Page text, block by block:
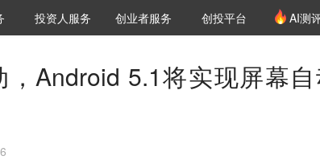
VClub投资机构库
投资机构职位推介
投资人服务 创投氪堂
创业者服务 创投平台 AI测
Android 5.1将实现屏幕